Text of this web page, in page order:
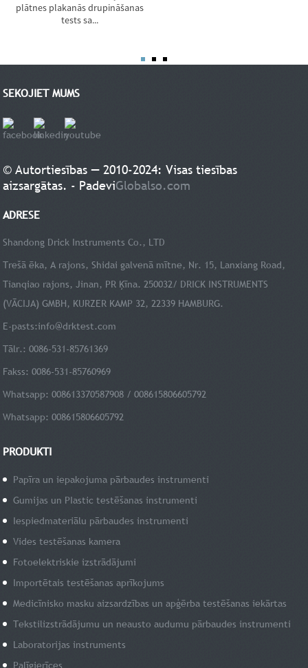
plātnes plakanās drupināšanas
tests sa...
SEKOJIET MUMS
© Autortiesības — 2010-2024: Visas tiesības
aizsargātas. - PadeviGlobalso.com
ADRESE
Shandong Drick Instruments Co., LTD
Trešā ēka, A rajons, Shidai galvenā mītne, Nr. 15, Lanxiang Road,
Tianqiao rajons, Jinan, PR Ķīna. 250032/ DRICK INSTRUMENTS
(VĀCIJA) GMBH, KURZER KAMP 32, 22339 HAMBURG.
E-pasts:info@drktest.com
Tālr.: 0086-531-85761369
Fakss: 0086-531-85760969
Whatsapp: 008613370587908 / 008615806605792
Whatsapp: 008615806605792
PRODUKTI
Papīra un iepakojuma pārbaudes instrumenti
Gumijas un PIastic testēšanas instrumenti
Iespiedmateriālu pārbaudes instrumenti
Vides testēšanas kamera
Fotoelektriskie izstrādājumi
Importētais testēšanas aprīkojums
Medicīnisko masku aizsardzības un apģērba testēšanas iekārtas
Tekstilizstrādājumu un neausto audumu pārbaudes instrumenti
Laboratorijas instruments
Palīgierīces